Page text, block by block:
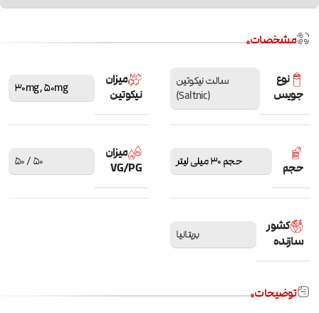
مشخصات
نوع
جویس
سالت نیکوتین
(Saltnic)
میزان
نیکوتین
30mg,50mg
حجم حجم 30 میلی لیتر
میزان
VG/PG
50 / 50
کشور
سازنده
بریتانیا
توضیحات